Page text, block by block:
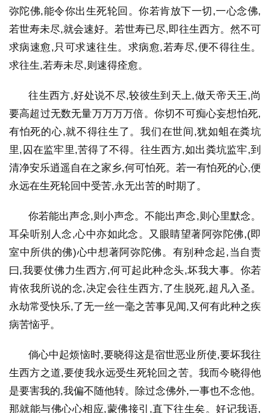
八
点
僧
音
高
心
弥陀佛,能令你出生死轮回。你若肯放下一切,一心念佛,
若世寿未尽,就会速好。若世寿已尽,即往生西方。然不可
求病速愈,只可求速往生。求病愈,若寿尽,便不得往生。
求往生,若寿未尽,则速得痊愈。
往生西方,好处说不尽,较彼生到天上,做天帝天王,尚
要高超过无数无量万万万万倍。你切不可痴心妄想怕死,
有怕死的心,就不得往生了。我们在世间,犹如蛆在粪坑
里,囚在监牢里,苦得了不得。往生西方,如出粪坑监牢,到
清净安乐逍遥自在之家乡,何可怕死。 若一有怕死的心,便
永远在生死轮回中受苦,永无出苦的时期了。
你若能出声念,则小声念。不能出声念,则心里默念。
耳朵听别人念,心中亦如此念。又眼睛望著阿弥陀佛,(即
室中所供的佛)心中想著阿弥陀佛。有别种念起,当自责
曰,我要仗佛力生西方,何可起此种念头,坏我大事。你若
肯依我所说的念,决定会往生西方,了生脱死,超凡入圣。
永劫常受快乐,了无一丝一毫之苦事见闻,又何有此种之疾
病苦恼乎。
倘心中起烦恼时,要晓得这是宿世恶业所使,要坏我往
生西方之道,要使我永远受生死轮回之苦。我而今晓得他
是要害我的,我偏不随他转。除过念佛外,一事也不念他。
那就能与佛心心相应,蒙佛接引,直下往生矣。好记我语,